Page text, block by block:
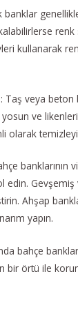
banklar
renk
kullanarak
Taş veya
yosun ve
olarak
banklarının
Gevşemiş
Ahşap
yapın.
bahçe
bir örtü ile